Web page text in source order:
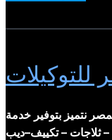
للتوكيلات
نتميز بتوفير خدمة
– ثلاجات – تكييف–ديب